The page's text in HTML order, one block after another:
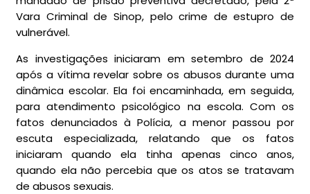
Vara Criminal de Sinop, pelo crime de estupro de
vulnerável.
As investigações iniciaram em setembro de 2024
após a vítima revelar sobre os abusos durante uma
dinâmica escolar. Ela foi encaminhada, em seguida,
para atendimento psicológico na escola. Com os
fatos denunciados à Polícia, a menor passou por
escuta especializada, relatando que os fatos
iniciaram quando ela tinha apenas cinco anos,
quando ela não percebia que os atos se tratavam
de abusos sexuais.